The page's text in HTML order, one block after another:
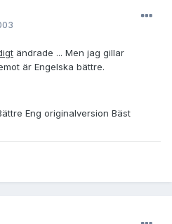
ändrade ... Men jag gillar
är Engelska bättre.
Eng originalversion Bäst